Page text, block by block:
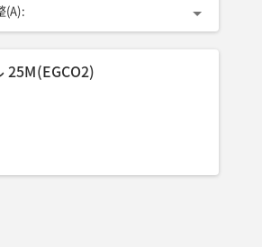
(A):
・170
〜4.0
【充電装置】充電電源周波数(Hz)
25M(EGCO2)